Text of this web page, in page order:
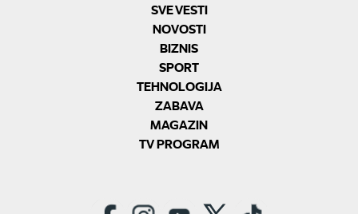
SVE VESTI
NOVOSTI
BIZNIS
SPORT
TEHNOLOGIJA
ZABAVA
MAGAZIN
TV PROGRAM